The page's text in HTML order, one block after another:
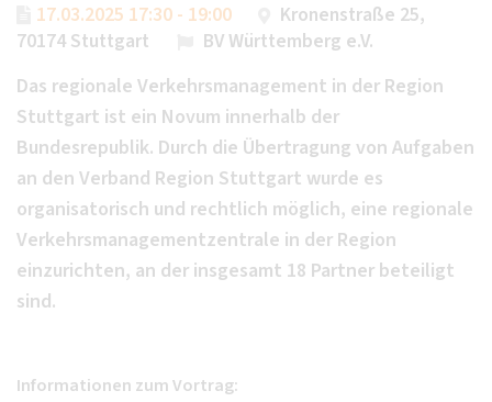
17.03.2025 17:30 - 19:00
Kronenstraße 25,
70174 Stuttgart
BV Württemberg e.V.
Das regionale Verkehrsmanagement in der Region
Stuttgart ist ein Novum innerhalb der
Bundesrepublik. Durch die Übertragung von Aufgaben
an den Verband Region Stuttgart wurde es
organisatorisch und rechtlich möglich, eine regionale
Verkehrsmanagementzentrale in der Region
einzurichten, an der insgesamt 18 Partner beteiligt
sind.
Informationen zum Vortrag: